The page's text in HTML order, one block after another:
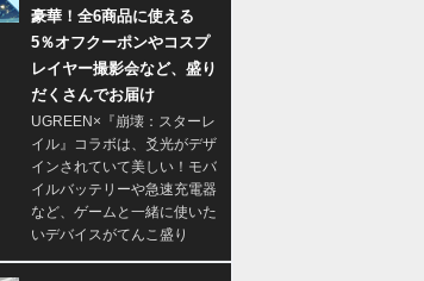
豪華！全6商品に使える
5％オフクーポンやコスプ
レイヤー撮影会など、盛り
だくさんでお届け
UGREEN×『崩壊：スターレ
イル』コラボは、爻光がデザ
インされていて美しい！モバ
イルバッテリーや急速充電器
など、ゲームと一緒に使いた
いデバイスがてんこ盛り